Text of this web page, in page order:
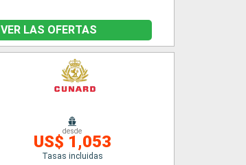
VER LAS OFERTAS
desde
US$ 1,053
Tasas incluidas